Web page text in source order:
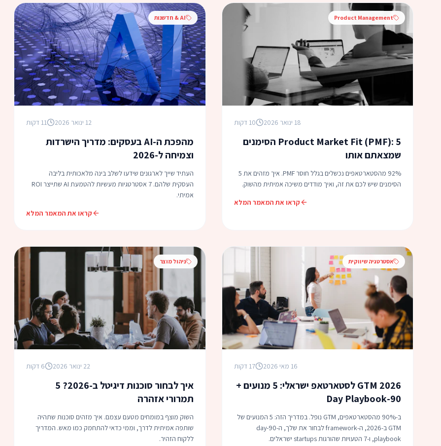
Product Management
18 ינואר 2026 10 דקות
Product Market Fit (PMF): 5 הסימנים
שמצאתם אותו
92% מהסטארטאפים נכשלים בגלל חוסר PMF. איך מזהים את 5
הסימנים שיש לכם את זה, ואיך מודדים משיכה אמיתית מהשוק.
קראו את המאמר המלא
AI & חדשנות
12 ינואר 2026 11 דקות
מהפכת ה-AI בעסקים: מדריך הישרדות
וצמיחה ל-2026
העתיד שייך לארגונים שידעו לשלב בינה מלאכותית בליבה
העסקית שלהם. 7 אסטרטגיות מעשיות להטמעת AI שתייצר ROI
אמיתי.
קראו את המאמר המלא
אסטרטגיה שיווקית
16 מאי 2026 17 דקות
GTM 2026 לסטארטאפ ישראלי: 5 מנועים +
90-Day Playbook
ב-90% מהסטארטאפים, GTM נופל. במדריך הזה: 5 המנועים של
GTM ב-2026, ה-framework לבחור את שלך, ה-90-day
playbook, ו-7 הטעויות שהורגות startups ישראלים.
ניהול מוצר
22 ינואר 2026 6 דקות
איך לבחור סוכנות דיגיטל ב-2026? 5
תמרורי אזהרה
השוק מוצף במומחים מטעם עצמם. איך מזהים סוכנות שתהיה
שותפה אמיתית לדרך, וממי כדאי להתחמק כמו מאש. המדריך
ללקוח הזהיר.